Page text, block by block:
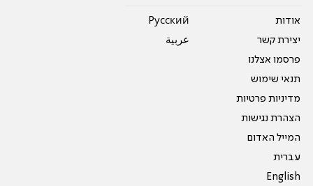
אודות
יצירת קשר
פרסמו אצלנו
תנאי שימוש
מדיניות פרטיות
הצהרת נגישות
המייל האדום
עברית
English
Pусский
عربية